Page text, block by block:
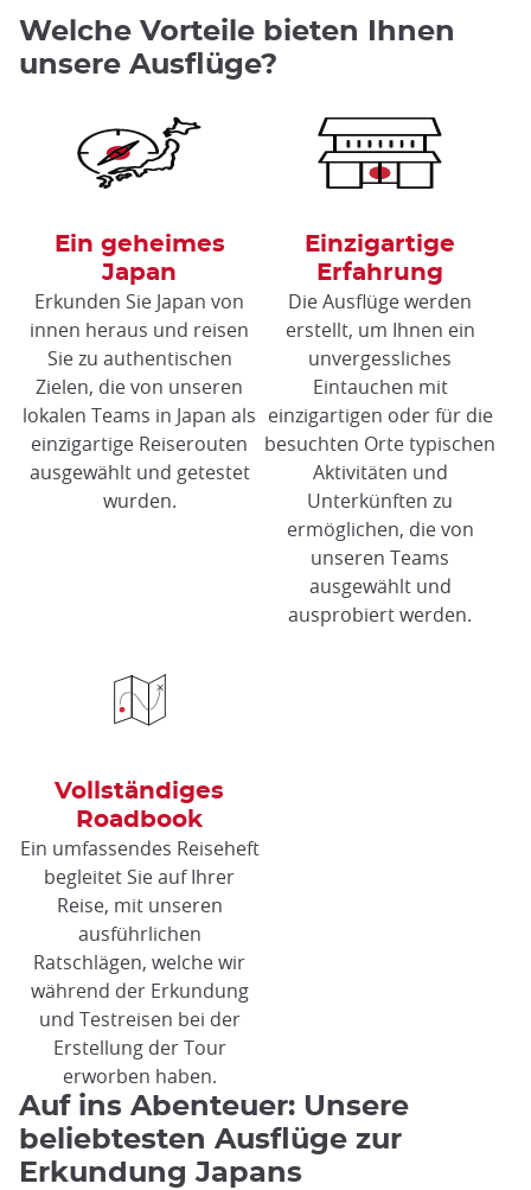
Welche Vorteile bieten Ihnen
unsere Ausflüge?
Ein geheimes
Japan
Erkunden Sie Japan von
innen heraus und reisen
Sie zu authentischen
Zielen, die von unseren
lokalen Teams in Japan als
einzigartige Reiserouten
ausgewählt und getestet
wurden.
Einzigartige
Erfahrung
Die Ausflüge werden
erstellt, um Ihnen ein
unvergessliches
Eintauchen mit
einzigartigen oder für die
besuchten Orte typischen
Aktivitäten und
Unterkünften zu
ermöglichen, die von
unseren Teams
ausgewählt und
ausprobiert werden.
Vollständiges
Roadbook
Ein umfassendes Reiseheft
begleitet Sie auf Ihrer
Reise, mit unseren
ausführlichen
Ratschlägen, welche wir
während der Erkundung
und Testreisen bei der
Erstellung der Tour
erworben haben.
Auf ins Abenteuer: Unsere
beliebtesten Ausflüge zur
Erkundung Japans